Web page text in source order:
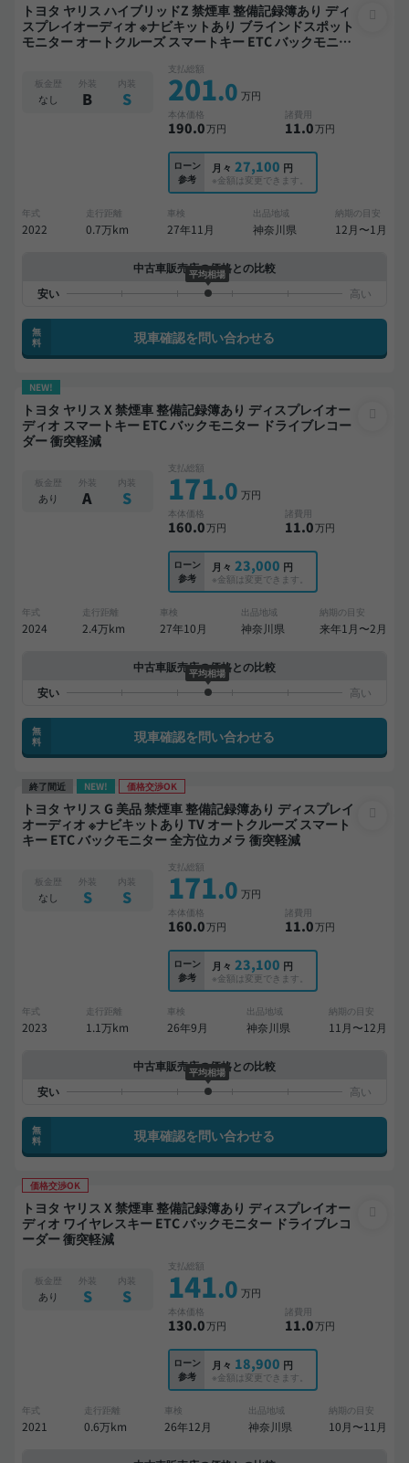
トヨタ ヤリス ハイブリッドZ 禁煙車 整備記録簿あり ディ
スプレイオーディオ ※ナビキットあり ブラインドスポット
モニター オートクルーズ スマートキー ETC バックモニタ
板金歴
なし
外装
B
内装
S
支払総額
201.0 万円
本体価格
190.0万円
諸費用
11.0万円
ローン
参考
月々 27,100 円
※金額は変更できます。
年式
2022
走行距離
0.7万km
車検
27年11月
出品地域
神奈川県
納期の目安
12月〜1月
中古車販売店の価格との比較
平均相場
無
料
現車確認を問い合わせる
NEW!
トヨタ ヤリス X 禁煙車 整備記録簿あり ディスプレイオー
ディオ スマートキー ETC バックモニター ドライブレコー
ダー 衝突軽減
板金歴
あり
外装
A
内装
S
支払総額
171.0 万円
本体価格
160.0万円
諸費用
11.0万円
ローン
参考
月々 23,000 円
※金額は変更できます。
年式
2024
走行距離
2.4万km
車検
27年10月
出品地域
神奈川県
納期の目安
来年1月〜2月
中古車販売店の価格との比較
平均相場
無
料
現車確認を問い合わせる
終了間近 NEW! 価格交渉OK
トヨタ ヤリス G 美品 禁煙車 整備記録簿あり ディスプレイ
オーディオ ※ナビキットあり TV オートクルーズ スマート
キー ETC バックモニター 全方位カメラ 衝突軽減
板金歴
なし
外装
S
内装
S
支払総額
171.0 万円
本体価格
160.0万円
諸費用
11.0万円
ローン
参考
月々 23,100 円
※金額は変更できます。
年式
2023
走行距離
1.1万km
車検
26年9月
出品地域
神奈川県
納期の目安
11月〜12月
中古車販売店の価格との比較
平均相場
無
料
現車確認を問い合わせる
価格交渉OK
トヨタ ヤリス X 禁煙車 整備記録簿あり ディスプレイオー
ディオ ワイヤレスキー ETC バックモニター ドライブレコ
ーダー 衝突軽減
板金歴
あり
外装
S
内装
S
支払総額
141.0 万円
本体価格
130.0万円
諸費用
11.0万円
ローン
参考
月々 18,900 円
※金額は変更できます。
年式
2021
走行距離
0.6万km
車検
26年12月
出品地域
神奈川県
納期の目安
10月〜11月